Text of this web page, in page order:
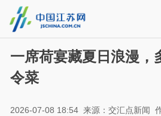
一席荷宴藏夏日浪漫，
令菜
2026-07-08 18:54 来源：交汇点新闻